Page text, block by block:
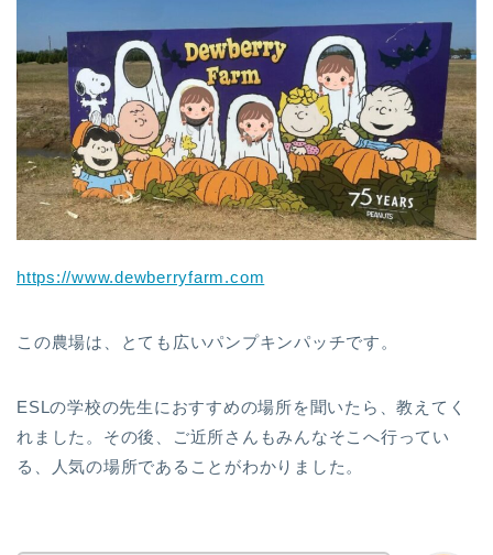
https://www.dewberryfarm.com
この農場は、とても広いパンプキンパッチです。
ESLの学校の先生におすすめの場所を聞いたら、教えてく
れました。その後、ご近所さんもみんなそこへ行ってい
る、人気の場所であることがわかりました。